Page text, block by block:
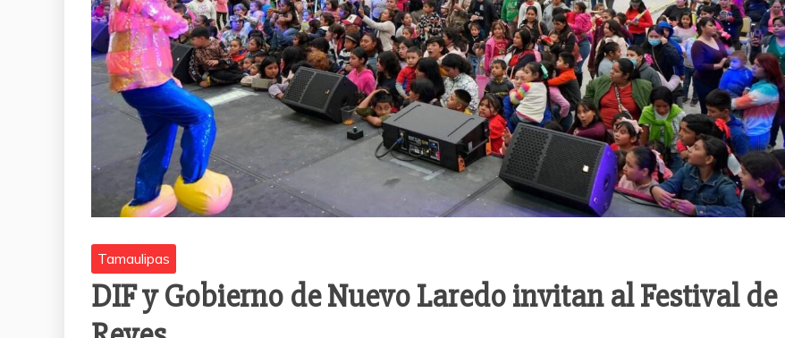
Tamaulipas
DIF y Gobierno de Nuevo Laredo invitan al Festival de